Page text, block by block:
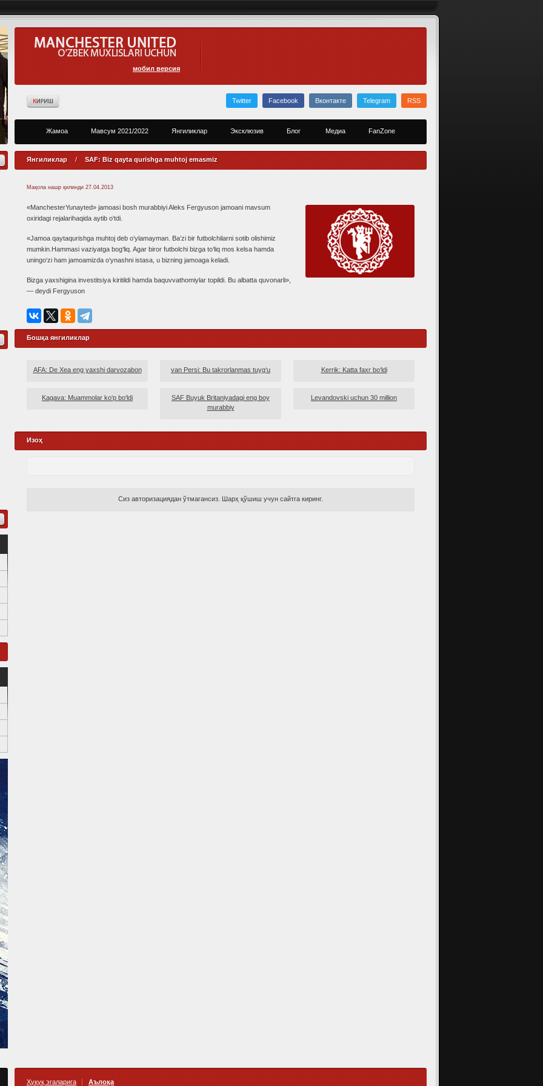
мобил версия
Twitter Facebook Вконтакте Telegram RSS
Жамоа Мавсум 2021/2022 Янгиликлар Эксклюзив Блог Медиа FanZone
Янгиликлар / SAF: Biz qayta qurishga muhtoj emasmiz
Мақола нашр қилинди 27.04.2013
«ManchesterYunayted» jamoasi bosh murabbiyi Aleks Fergyuson jamoani mavsum
oxiridagi rejalarihaqida aytib o‘tdi.
«Jamoa qaytaqurishga muhtoj deb o‘ylamayman. Ba’zi bir futbolchilarni sotib olishimiz
mumkin.Hammasi vaziyatga bog‘liq. Agar biror futbolchi bizga to‘liq mos kelsa hamda
uningo‘zi ham jamoamizda o‘ynashni istasa, u bizning jamoaga keladi.
Bizga yaxshigina investitsiya kiritildi hamda baquvvathomiylar topildi. Bu albatta quvonarli»,
— deydi Fergyuson
Бошқа янгиликлар
AFA: De Xea eng yaxshi darvozabon van Persi: Bu takrorlanmas tuyg‘u Kerrik: Katta faxr bo‘ldi
Kagava: Muammolar ko‘p bo‘ldi
SAF Buyuk Britaniyadagi eng boy
murabbiy
Levandovski uchun 30 million
Изоҳ
Сиз авторизациядан ўтмагансиз. Шарҳ қўшиш учун сайтга киринг.
Ҳуқуқ эгаларига Аълоқа